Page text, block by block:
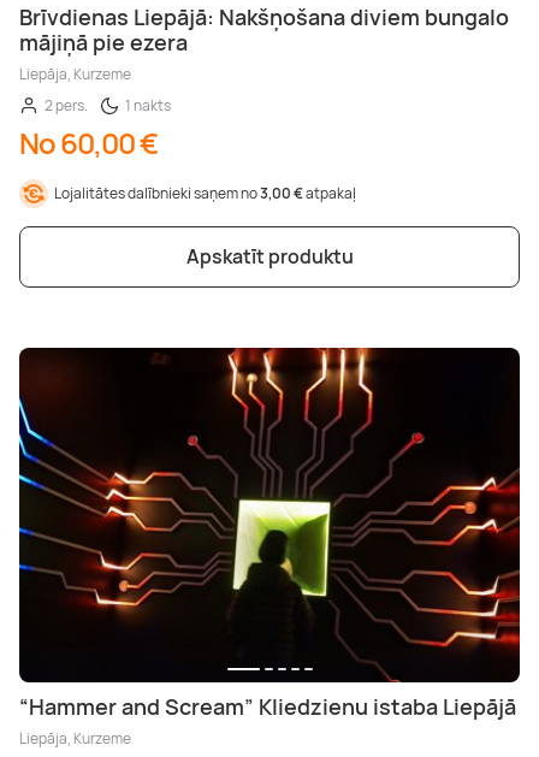
Brīvdienas Liepājā: Nakšņošana diviem bungalo
mājiņā pie ezera
Liepāja, Kurzeme
2 pers.
1 nakts
No 60,00 €
Lojalitātes dalībnieki saņem no3,00 €atpakaļ
Apskatīt produktu
“Hammer and Scream” Kliedzienu istaba Liepājā
Liepāja, Kurzeme